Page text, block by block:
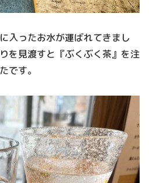
入ったお水が運ばれてきまし
を見渡すと『ぶくぶく茶』を注
です。